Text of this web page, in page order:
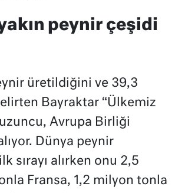
peynir çeşidi
üretildiğini ve 39,3
Bayraktar “Ülkemiz
Avrupa Birliği
Dünya peynir
sırayı alırken onu 2,5
Fransa, 1,2 milyon tonla